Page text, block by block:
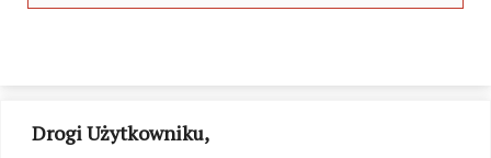
Drogi Użytkowniku,